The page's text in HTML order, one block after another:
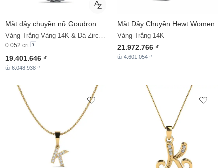
0.052 crt
19.401.646 ₫
từ 6.048.938 ₫
Mặt Dây Chuyền Hewt Women
Vàng Trắng 14K
21.972.766 ₫
từ 4.601.054 ₫